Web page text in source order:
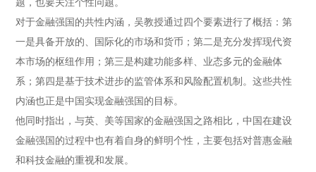
题，也要关注个性问题。
对于金融强国的共性内涵，吴教授通过四个要素进行了概括：第
一是具备开放的、国际化的市场和货币；第二是充分发挥现代资
本市场的枢纽作用；第三是构建功能多样、业态多元的金融体
系；第四是基于技术进步的监管体系和风险配置机制。这些共性
内涵也正是中国实现金融强国的目标。
他同时指出，与英、美等国家的金融强国之路相比，中国在建设
金融强国的过程中也有着自身的鲜明个性，主要包括对普惠金融
和科技金融的重视和发展。